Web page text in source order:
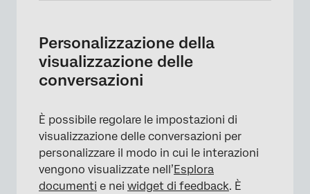
Personalizzazione della
visualizzazione delle
conversazioni
È possibile regolare le impostazioni di
visualizzazione delle conversazioni per
personalizzare il modo in cui le interazioni
vengono visualizzate nell’Esplora
documenti e nei widget di feedback. È